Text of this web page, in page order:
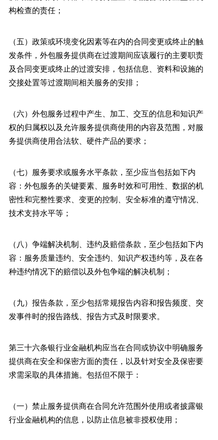
构检查的责任；
（五）政策或环境变化因素等在内的合同变更或终止的触
发条件，外包服务提供商在过渡期间应该履行的主要职责
及合同变更或终止的过渡安排，包括信息、资料和设施的
交接处置等过渡期间相关服务的安排；
（六）外包服务过程中产生、加工、交互的信息和知识产
权的归属权以及允许服务提供商使用的内容及范围，对服
务提供商使用合法软、硬件产品的要求；
（七）服务要求或服务水平条款，至少应当包括如下内
容：外包服务的关键要素、服务时效和可用性、数据的机
密性和完整性要求、变更的控制、安全标准的遵守情况、
技术支持水平等；
（八）争端解决机制、违约及赔偿条款，至少包括如下内
容：服务质量违约、安全违约、知识产权违约等，及在各
种违约情况下的赔偿以及外包争端的解决机制；
（九）报告条款，至少包括常规报告内容和报告频度、突
发事件时的报告路线、报告方式及时限要求。
第三十六条银行业金融机构应当在合同或协议中明确服务
提供商在安全和保密方面的责任，以及针对安全及保密要
求需采取的具体措施。包括但不限于：
（一）禁止服务提供商在合同允许范围外使用或者披露银
行业金融机构的信息，以防止信息被非授权使用；